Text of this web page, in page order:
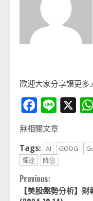
歡迎大家分享讓更多
Line
X
無相關文章
Tags: AI GOOG
輝達
降息
Continue
Previous:
【美股盤勢分析】